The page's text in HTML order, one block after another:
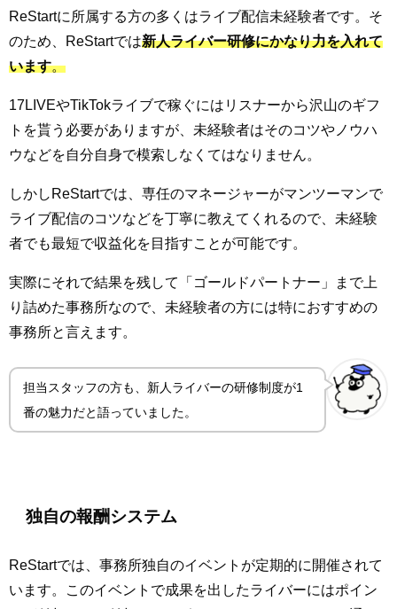
ReStartに所属する方の多くはライブ配信未経験者です。そ
のため、ReStartでは新人ライバー研修にかなり力を入れて
います。
17LIVEやTikTokライブで稼ぐにはリスナーから沢山のギフ
トを貰う必要がありますが、未経験者はそのコツやノウハ
ウなどを自分自身で模索しなくてはなりません。
しかしReStartでは、専任のマネージャーがマンツーマンで
ライブ配信のコツなどを丁寧に教えてくれるので、未経験
者でも最短で収益化を目指すことが可能です。
実際にそれで結果を残して「ゴールドパートナー」まで上
り詰めた事務所なので、未経験者の方には特におすすめの
事務所と言えます。
担当スタッフの方も、新人ライバーの研修制度が1
番の魅力だと語っていました。
独自の報酬システム
ReStartでは、事務所独自のイベントが定期的に開催されて
います。このイベントで成果を出したライバーにはポイン